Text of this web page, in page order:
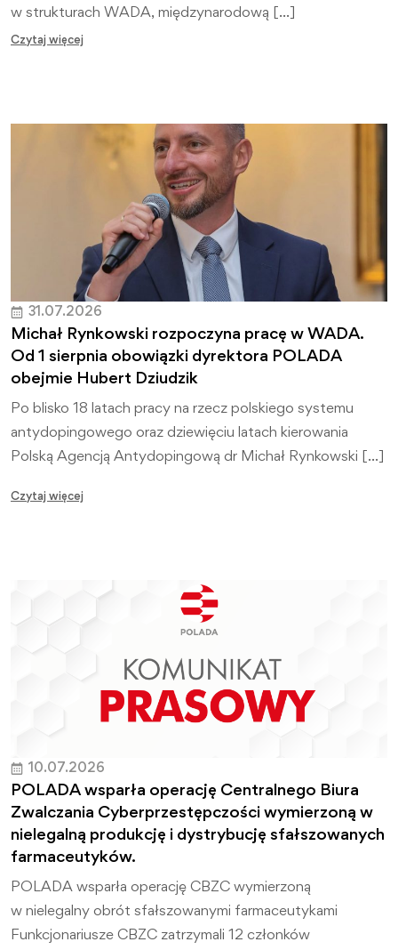
w strukturach WADA, międzynarodową […]
Czytaj więcej
31.07.2026
Michał Rynkowski rozpoczyna pracę w WADA.
Od 1 sierpnia obowiązki dyrektora POLADA
obejmie Hubert Dziudzik
Po blisko 18 latach pracy na rzecz polskiego systemu
antydopingowego oraz dziewięciu latach kierowania
Polską Agencją Antydopingową dr Michał Rynkowski […]
Czytaj więcej
10.07.2026
POLADA wsparła operację Centralnego Biura
Zwalczania Cyberprzestępczości wymierzoną w
nielegalną produkcję i dystrybucję sfałszowanych
farmaceutyków.
POLADA wsparła operację CBZC wymierzoną
w nielegalny obrót sfałszowanymi farmaceutykami
Funkcjonariusze CBZC zatrzymali 12 członków